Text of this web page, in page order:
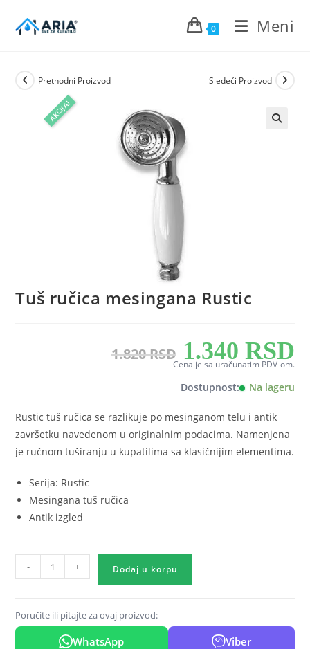
0 Meni
› Tuševi › Tuš ručice Tuš ručica mesingana Rustic
AKCIJA!
Prethodni Proizvod Sledeći Proizvod
Tuš ručica mesingana Rustic
1.820RSD
Originalna
cena
je
bila:
1.340 RSD
Cena je sa uračunatim PDV-om.
Dostupnost: Na lageru
Rustic tuš ručica se razlikuje po mesinganom telu i antik
završetku navedenom u originalnim podacima. Namenjena
je ručnom tuširanju u kupatilima sa klasičnijim elementima.
Serija: Rustic
Mesingana tuš ručica
Antik izgled
Tuš
ručica
mesingana
- + Dodaj u korpu
Poručite ili pitajte za ovaj proizvod:
WhatsApp Viber